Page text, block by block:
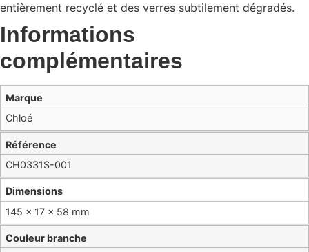
entièrement recyclé et des verres subtilement dégradés.
Informations
complémentaires
Référence
CH0331S-001
Dimensions
145 × 17 × 58 mm
Couleur branche
Marque
Chloé